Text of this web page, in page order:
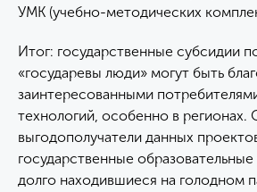
УМК (учебно-методических
Итог: государственные субсидии
«государевы люди» могут быть
заинтересованными
технологий, особенно в регионах.
выгодополучатели данных
государственные
долго находившиеся на голодном